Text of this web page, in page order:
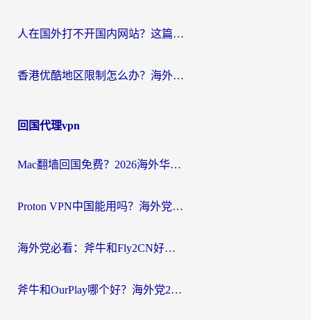
人在国外打不开国内网站？这篇攻略帮你无缝解锁国内资源（附交管12123使用技巧）
香港优酷地区限制怎么办？海外党亲测有效的追剧解决方案
回国代理vpn
Mac翻墙回国免费？2026海外华人亲测：从CCTV5直播到国内APP，这样选加速器才靠谱
Proton VPN中国能用吗？海外党选回国加速器的避坑指南（附番茄加速器实测）
海外党必看：斧牛和Fly2CN好用吗？3招教你选对回国加速器（附免费试用攻略）
斧牛和OurPlay哪个好？海外党2026亲测：选对加速器，国内资源秒加载